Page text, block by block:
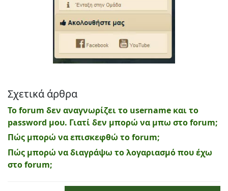
Σχετικά άρθρα
Το forum δεν αναγνωρίζει το username και το
password μου. Γιατί δεν μπορώ να μπω στο forum;
Πώς μπορώ να επισκεφθώ το forum;
Πώς μπορώ να διαγράψω το λογαριασμό που έχω
στο forum;